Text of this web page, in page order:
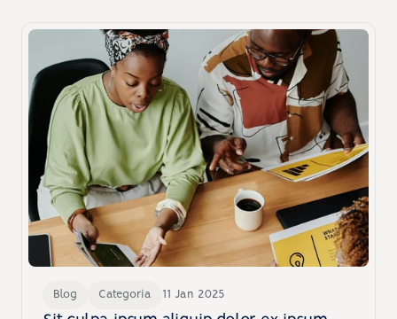
gostar
Descubra insights valiosos sobre tecnologia hospitalar.
Blog Categoria 11 Jan 2025